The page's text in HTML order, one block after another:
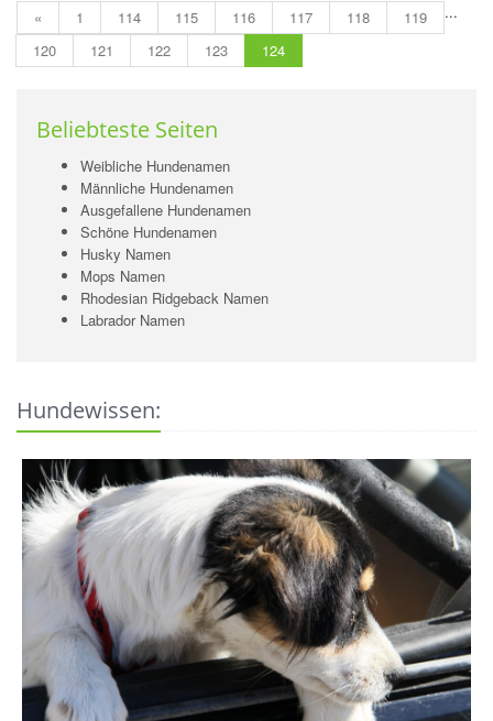
« 1 ...
114 115 116 117 118
119
120
121 122 123 124
Beliebteste Seiten
Weibliche Hundenamen
Männliche Hundenamen
Ausgefallene Hundenamen
Schöne Hundenamen
Husky Namen
Mops Namen
Rhodesian Ridgeback Namen
Labrador Namen
Hundewissen: